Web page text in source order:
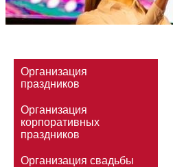
Организация
праздников
Организация
корпоративных
праздников
Организация свадьбы